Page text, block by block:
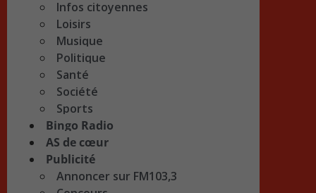
Infos citoyennes
Loisirs
Musique
Politique
Santé
Société
Sports
Bingo Radio
AS de cœur
Publicité
Annoncer sur FM103,3